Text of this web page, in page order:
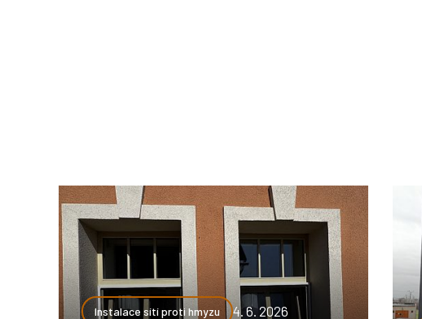
Instalace sítí proti hmyzu 4. 6. 2026